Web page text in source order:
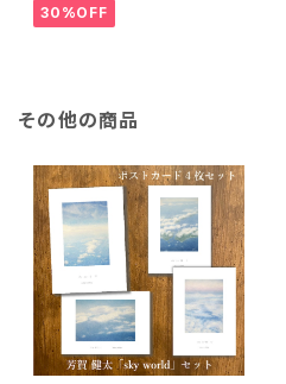
30%OFF
その他の商品